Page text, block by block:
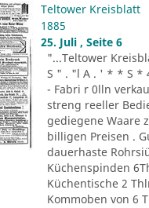
Teltower Kreisblatt
1885
25. Juli , Seite 6
"...Teltower
S " . "l A . ' * * S *
- Fabri r 0lln
streng reeller
gediegene Waare
billigen Preisen .
dauerhaste
Küchenspinden
Küchentische 2
Kommoben von 6